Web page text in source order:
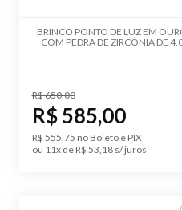
BRINCO PONTO DE LUZ EM
COM PEDRA DE ZIRCÔNIA DE
R$ 555,75 no Boleto e PIX
ou 11x de R$ 53,18 s/ juros
R$ 650,00
R$ 585,00